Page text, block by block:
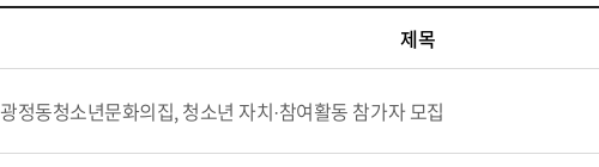
제목
광정동청소년문화의집, 청소년 자치·참여활동 참가자 모집